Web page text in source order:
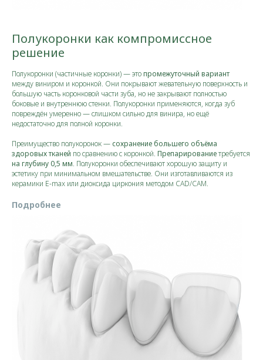
Полукоронки как компромиссное
решение
Полукоронки (частичные коронки) — этопромежуточный вариант
между виниром и коронкой. Они покрывают жевательную поверхность и
большую часть коронковой части зуба, но не закрывают полностью
боковые и внутреннюю стенки. Полукоронки применяются, когда зуб
повреждён умеренно — слишком сильно для винира, но ещё
недостаточно для полной коронки.​
Преимущество полукоронок — сохранение большего объёма
здоровых тканей по сравнению с коронкой. Препарированиетребуется
на глубину 0,5 мм. Полукоронки обеспечивают хорошую защиту и
эстетику при минимальном вмешательстве. Они изготавливаются из
керамики E-max или диоксида циркония методом CAD/CAM.
Подробнее